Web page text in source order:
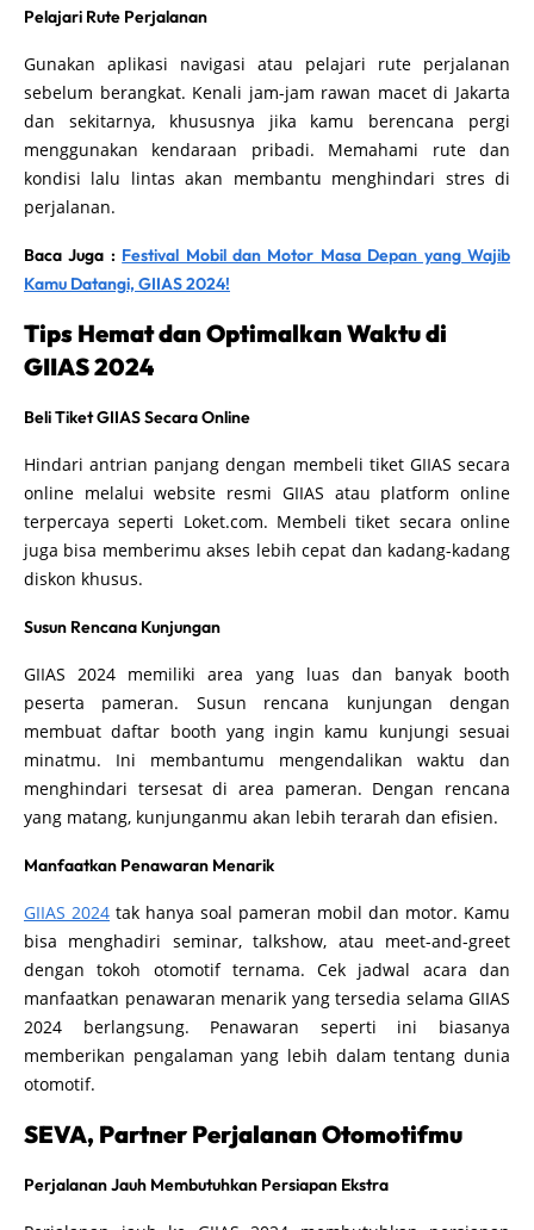
Pelajari Rute Perjalanan
Gunakan aplikasi navigasi atau pelajari rute perjalanan
sebelum berangkat. Kenali jam-jam rawan macet di Jakarta
dan sekitarnya, khususnya jika kamu berencana pergi
menggunakan kendaraan pribadi. Memahami rute dan
kondisi lalu lintas akan membantu menghindari stres di
perjalanan.
Baca Juga : Festival Mobil dan Motor Masa Depan yang Wajib
Kamu Datangi, GIIAS 2024!
Tips Hemat dan Optimalkan Waktu di
GIIAS 2024
Beli Tiket GIIAS Secara Online
Hindari antrian panjang dengan membeli tiket GIIAS secara
online melalui website resmi GIIAS atau platform online
terpercaya seperti Loket.com. Membeli tiket secara online
juga bisa memberimu akses lebih cepat dan kadang-kadang
diskon khusus.
Susun Rencana Kunjungan
GIIAS 2024 memiliki area yang luas dan banyak booth
peserta pameran. Susun rencana kunjungan dengan
membuat daftar booth yang ingin kamu kunjungi sesuai
minatmu. Ini membantumu mengendalikan waktu dan
menghindari tersesat di area pameran. Dengan rencana
yang matang, kunjunganmu akan lebih terarah dan efisien.
Manfaatkan Penawaran Menarik
GIIAS 2024 tak hanya soal pameran mobil dan motor. Kamu
bisa menghadiri seminar, talkshow, atau meet-and-greet
dengan tokoh otomotif ternama. Cek jadwal acara dan
manfaatkan penawaran menarik yang tersedia selama GIIAS
2024 berlangsung. Penawaran seperti ini biasanya
memberikan pengalaman yang lebih dalam tentang dunia
otomotif.
SEVA, Partner Perjalanan Otomotifmu
Perjalanan Jauh Membutuhkan Persiapan Ekstra